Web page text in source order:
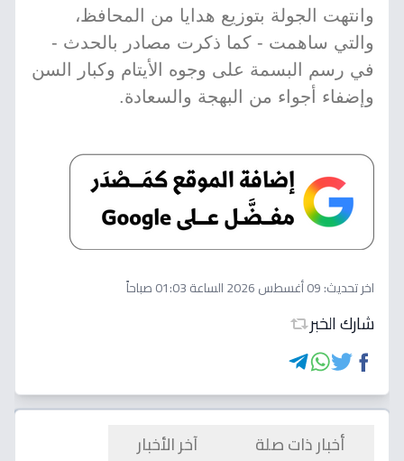
وانتهت الجولة بتوزيع هدايا من المحافظ،
والتي ساهمت - كما ذكرت مصادر بالحدث -
في رسم البسمة على وجوه الأيتام وكبار السن
وإضفاء أجواء من البهجة والسعادة.
اخر تحديث:09 أغسطس 2026 الساعة 01:03 صباحاً
شارك الخبر
أخبار ذات صلة آخر الأخبار